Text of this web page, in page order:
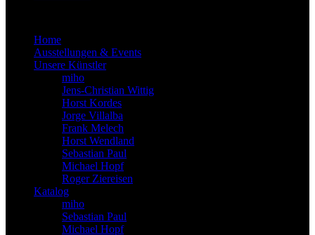
Home
Ausstellungen & Events
Unsere Künstler
miho
Jens-Christian Wittig
Horst Kordes
Jorge Villalba
Frank Melech
Horst Wendland
Sebastian Paul
Michael Hopf
Roger Ziereisen
Katalog
miho
Sebastian Paul
Michael Hopf